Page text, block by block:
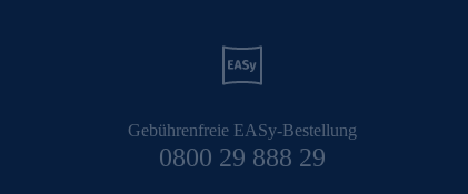
Gebührenfreie EASy-Bestellung
0800 29 888 29